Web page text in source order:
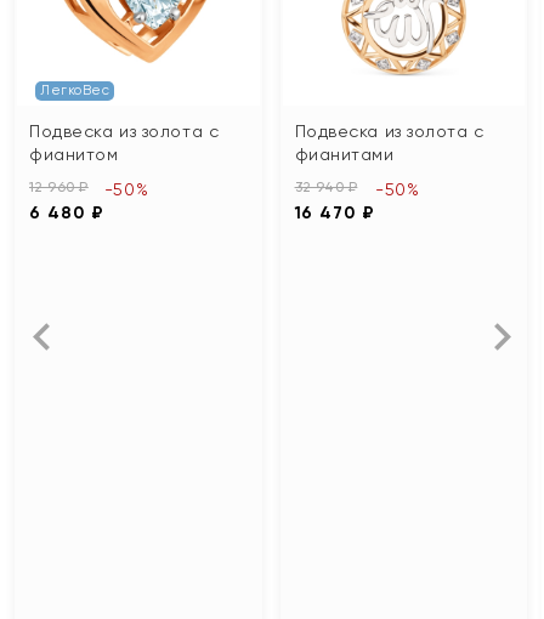
ЛегкоВес
Подвеска из золота с
фианитом
12 960 ₽
6 480 ₽
-50%
Подвеска из золота с
фианитами
32 940 ₽
16 470 ₽
-50%